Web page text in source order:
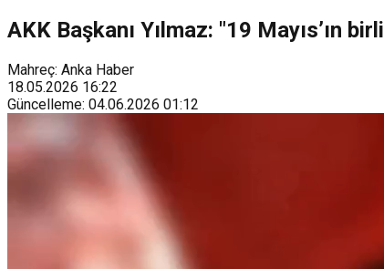
AKK Başkanı Yılmaz: "19 Mayıs’ın
Mahreç: Anka Haber
18.05.2026 16:22
Güncelleme: 04.06.2026 01:12